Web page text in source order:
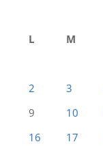
L
M
2
3
9
10
16
17